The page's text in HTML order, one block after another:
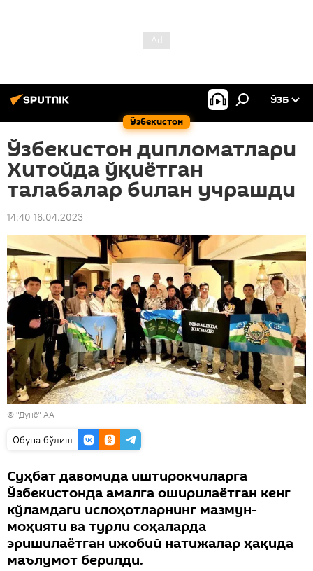
Ўзбекистон
ЎЗБ
Ўзбекистон дипломатлари
Хитойда ўқиётган
талабалар билан учрашди
14:40 16.04.2023
© "Дунё" АА
Oбуна бўлиш
Суҳбат давомида иштирокчиларга
Ўзбекистонда амалга оширилаётган кенг
кўламдаги ислоҳотларнинг мазмун-
моҳияти ва турли соҳаларда
эришилаётган ижобий натижалар ҳақида
маълумот берилди.